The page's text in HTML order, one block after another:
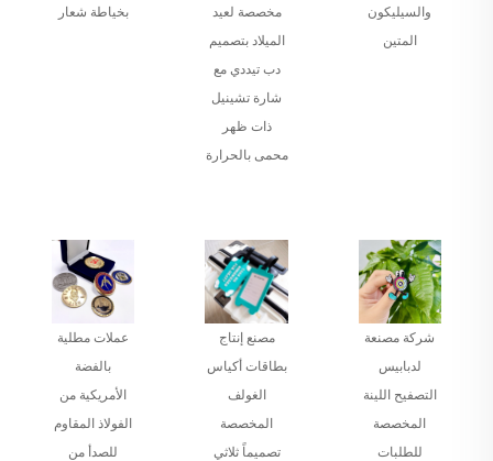
والسيليكون
المتين
مخصصة لعيد
الميلاد بتصميم
دب تيددي مع
شارة تشينيل
ذات ظهر
محمى بالحرارة
بخياطة شعار
شركة مصنعة
لدبابيس
التصفيح اللينة
المخصصة
للطلبات
مصنع إنتاج
بطاقات أكياس
الغولف
المخصصة
تصميماً ثلاثي
عملات مطلية
بالفضة
الأمريكية من
الفولاذ المقاوم
للصدأ من